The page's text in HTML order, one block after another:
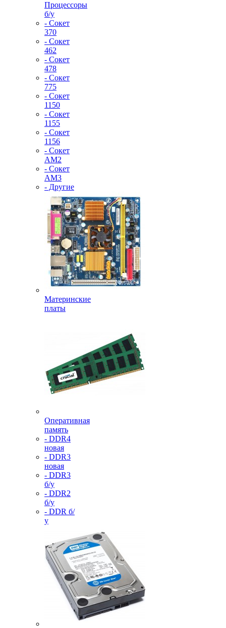
Процессоры
б/у
- Сокет
370
- Сокет
462
- Сокет
478
- Сокет
775
- Сокет
1150
- Сокет
1155
- Сокет
1156
- Сокет
AM2
- Сокет
AM3
- Другие
Материнские
платы
Оперативная
память
- DDR4
новая
- DDR3
новая
- DDR3
б/у
- DDR2
б/у
- DDR б/
у